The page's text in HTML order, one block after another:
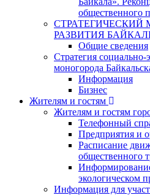
общественного
СТРАТЕГИЧЕСКИЙ
РАЗВИТИЯ
Общие сведения
Стратегия социально-
моногорода
Информация
Бизнес
Жителям и гостям
Жителям и гостям
Телефонный
Предприятия и
Расписание
общественного
экологическом
Информация для